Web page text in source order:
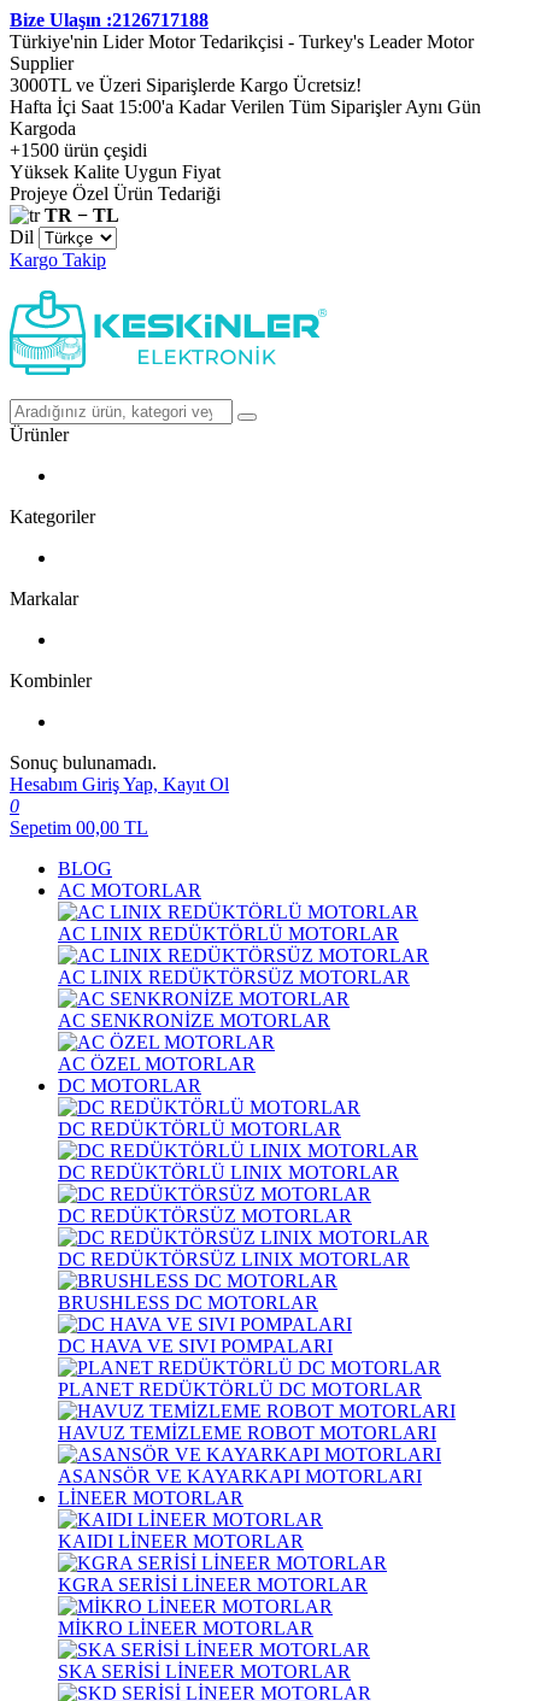
Bize Ulaşın :2126717188
Türkiye'nin Lider Motor Tedarikçisi - Turkey's Leader Motor
Supplier
3000TL ve Üzeri Siparişlerde Kargo Ücretsiz!
Hafta İçi Saat 15:00'a Kadar Verilen Tüm Siparişler Aynı Gün
Kargoda
+1500 ürün çeşidi
Yüksek Kalite Uygun Fiyat
Projeye Özel Ürün Tedariği
TR − TL
Dil
Kargo Takip
Ürünler
Kategoriler
Markalar
Kombinler
Sonuç bulunamadı.
Hesabım Giriş Yap, Kayıt Ol
0
Sepetim 00,00 TL
BLOG
AC MOTORLAR
AC LINIX REDÜKTÖRLÜ MOTORLAR
AC LINIX REDÜKTÖRSÜZ MOTORLAR
AC SENKRONİZE MOTORLAR
AC ÖZEL MOTORLAR
DC MOTORLAR
DC REDÜKTÖRLÜ MOTORLAR
DC REDÜKTÖRLÜ LINIX MOTORLAR
DC REDÜKTÖRSÜZ MOTORLAR
DC REDÜKTÖRSÜZ LINIX MOTORLAR
BRUSHLESS DC MOTORLAR
DC HAVA VE SIVI POMPALARI
PLANET REDÜKTÖRLÜ DC MOTORLAR
HAVUZ TEMİZLEME ROBOT MOTORLARI
ASANSÖR VE KAYARKAPI MOTORLARI
LİNEER MOTORLAR
KAIDI LİNEER MOTORLAR
KGRA SERİSİ LİNEER MOTORLAR
MİKRO LİNEER MOTORLAR
SKA SERİSİ LİNEER MOTORLAR